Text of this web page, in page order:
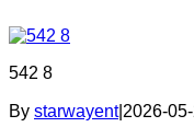
542 8
By starwayent| 2026-